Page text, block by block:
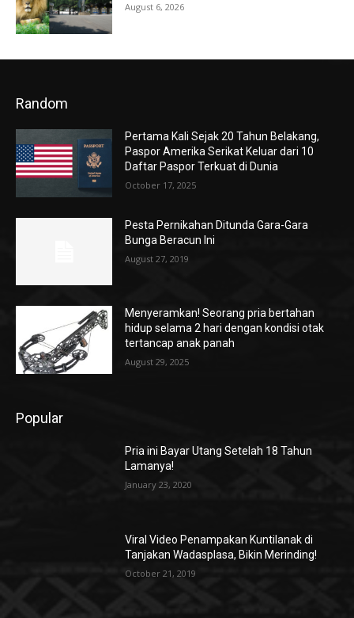
August 6, 2026
Random
Pertama Kali Sejak 20 Tahun Belakang,
Paspor Amerika Serikat Keluar dari 10
Daftar Paspor Terkuat di Dunia
October 17, 2025
Pesta Pernikahan Ditunda Gara-Gara
Bunga Beracun Ini
August 27, 2019
Menyeramkan! Seorang pria bertahan
hidup selama 2 hari dengan kondisi otak
tertancap anak panah
August 29, 2025
Popular
Pria ini Bayar Utang Setelah 18 Tahun
Lamanya!
January 23, 2020
Viral Video Penampakan Kuntilanak di
Tanjakan Wadasplasa, Bikin Merinding!
October 21, 2019